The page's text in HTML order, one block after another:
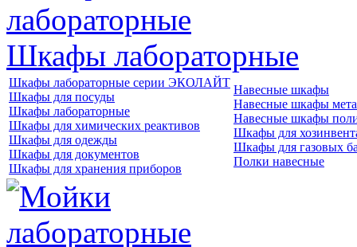
Шкафы лабораторные
Шкафы лабораторные серии ЭКОЛАЙТ
Шкафы для посуды
Шкафы лабораторные
Шкафы для химических реактивов
Шкафы для одежды
Шкафы для документов
Шкафы для хранения приборов
Навесные шкафы
Навесные шкафы
Навесные шкафы
Шкафы для
Шкафы для газовых
Полки навесные